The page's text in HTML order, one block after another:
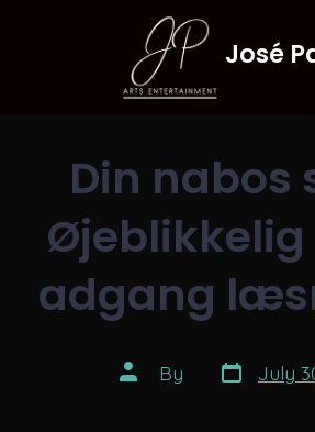
José
Din nabos
adgang
Post
author
By Post
date
July